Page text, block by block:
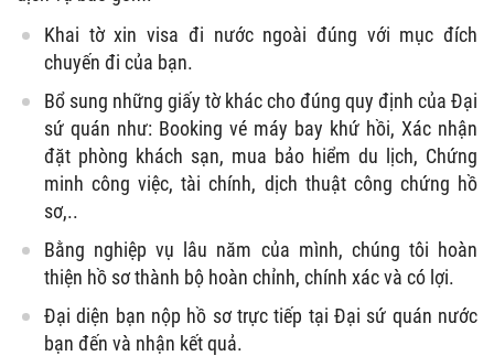
Khai tờ xin visa đi nước ngoài đúng với mục đích
chuyến đi của bạn.
Bổ sung những giấy tờ khác cho đúng quy định của Đại
sứ quán như: Booking vé máy bay khứ hồi, Xác nhận
đặt phòng khách sạn, mua bảo hiểm du lịch, Chứng
minh công việc, tài chính, dịch thuật công chứng hồ
sơ,..
Bằng nghiệp vụ lâu năm của mình, chúng tôi hoàn
thiện hồ sơ thành bộ hoàn chỉnh, chính xác và có lợi.
Đại diện bạn nộp hồ sơ trực tiếp tại Đại sứ quán nước
bạn đến và nhận kết quả.